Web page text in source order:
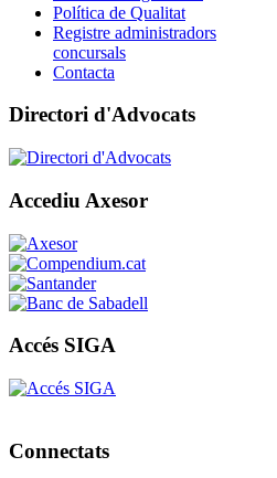
Política de Qualitat
Registre administradors
concursals
Contacta
Directori d'Advocats
Accediu Axesor
Accés SIGA
Connectats